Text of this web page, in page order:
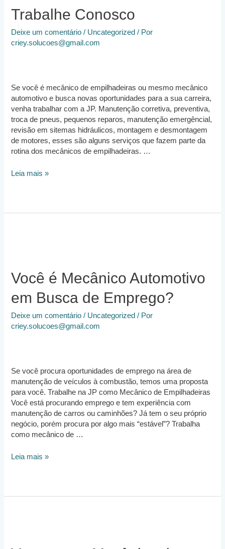
Trabalhe Conosco
Deixe um comentário / Uncategorized / Por
criey.solucoes@gmail.com
Se você é mecânico de empilhadeiras ou mesmo mecânico
automotivo e busca novas oportunidades para a sua carreira,
venha trabalhar com a JP. Manutenção corretiva, preventiva,
troca de pneus, pequenos reparos, manutenção emergêncial,
revisão em sitemas hidráulicos, montagem e desmontagem
de motores, esses são alguns serviços que fazem parte da
rotina dos mecânicos de empilhadeiras. …
Trabalhe
Leia mais »
Você é Mecânico Automotivo
em Busca de Emprego?
Deixe um comentário / Uncategorized / Por
criey.solucoes@gmail.com
Se você procura oportunidades de emprego na área de
manutenção de veículos à combustão, temos uma proposta
para você. Trabalhe na JP como Mecânico de Empilhadeiras
Você está procurando emprego e tem experiência com
manutenção de carros ou caminhões? Já tem o seu próprio
negócio, porém procura por algo mais “estável”? Trabalha
como mecânico de …
Você
em
Leia mais »